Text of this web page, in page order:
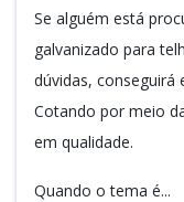
Se alguém está
galvanizado para
dúvidas, conseguirá
Cotando por meio
em qualidade.
Quando o tema é...